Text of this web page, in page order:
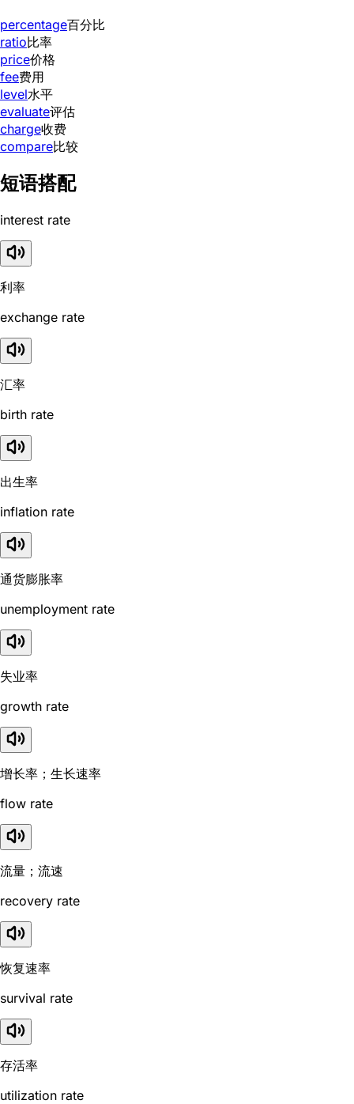
percentage百分比
ratio比率
price价格
fee费用
level水平
evaluate评估
charge收费
compare比较
短语搭配
interest rate
利率
exchange rate
汇率
birth rate
出生率
inflation rate
通货膨胀率
unemployment rate
失业率
growth rate
增长率；生长速率
flow rate
流量；流速
recovery rate
恢复速率
survival rate
存活率
utilization rate